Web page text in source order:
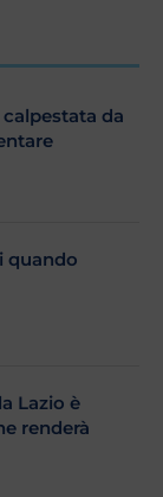
da
quando
Lazio è
renderà